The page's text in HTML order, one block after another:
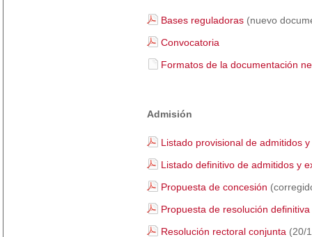
Bases reguladoras (nuevo
Convocatoria
Formatos de la documentación
Admisión
Listado provisional de admitidos
Listado definitivo de admitidos y
Propuesta de concesión
Propuesta de resolución definitiva
Resolución rectoral conjunta (20/